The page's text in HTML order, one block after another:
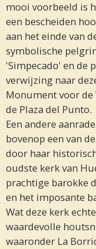
mooi voorbeeld is
een bescheiden
aan het einde van
symbolische
'Simpecado' en de
verwijzing naar
Monument voor de
de Plaza del Punto.
Een andere
bovenop een van
door haar
oudste kerk van
prachtige barokke
en het imposante
Wat deze kerk
waardevolle
waaronder La